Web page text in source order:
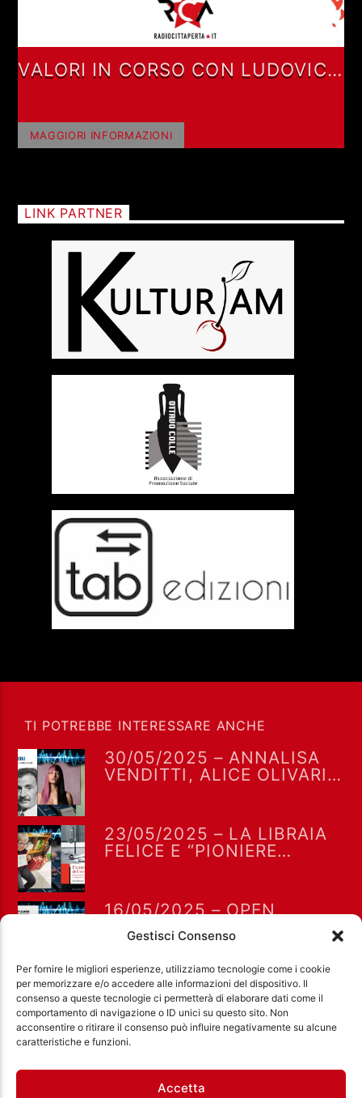
Gestisci Consenso
Per fornire le migliori esperienze, utilizziamo tecnologie come i cookie
per memorizzare e/o accedere alle informazioni del dispositivo. Il
consenso a queste tecnologie ci permetterà di elaborare dati come il
comportamento di navigazione o ID unici su questo sito. Non
acconsentire o ritirare il consenso può influire negativamente su alcune
caratteristiche e funzioni.
Accetta
VALORI IN CORSO CON LUDOVICA
MAGGIORI INFORMAZIONI
LINK PARTNER
TI POTREBBE INTERESSARE ANCHE
30/05/2025 – ANNALISA
VENDITTI, ALICE OLIVARI E
LUDOVICA VALORI
23/05/2025 – LA LIBRAIA
FELICE E “PIONIERE
VALORI
16/05/2025 – OPEN
MERULANA E MERCANTI
DI LIQUORE A VALORI IN
CORSO CON LUDOVICA
VALORI
Ass. Cult. Dissociazione - Codice fiscale:
Città Aperta via di Casal Bruciato 31/A, Roma